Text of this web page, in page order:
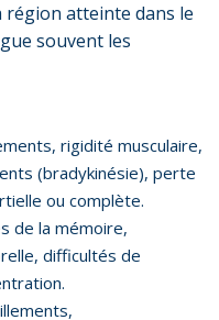
région atteinte dans le
souvent les
rigidité musculaire,
(bradykinésie), perte
ou complète.
de la mémoire,
difficultés de